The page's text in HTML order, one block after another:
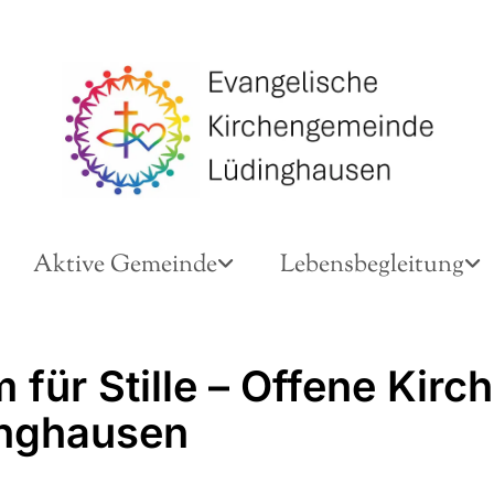
Aktive Gemeinde Lebensbegleitung
für Stille – Offene